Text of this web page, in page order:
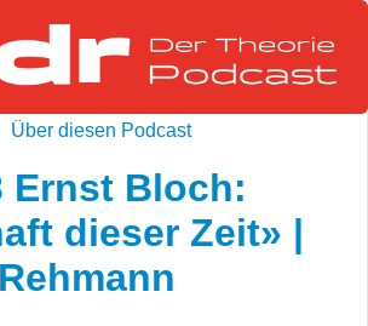
Über diesen Podcast
Ernst Bloch:
dieser Zeit» |